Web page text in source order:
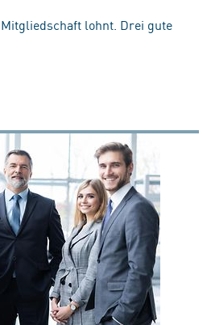
lohnt. Drei gute